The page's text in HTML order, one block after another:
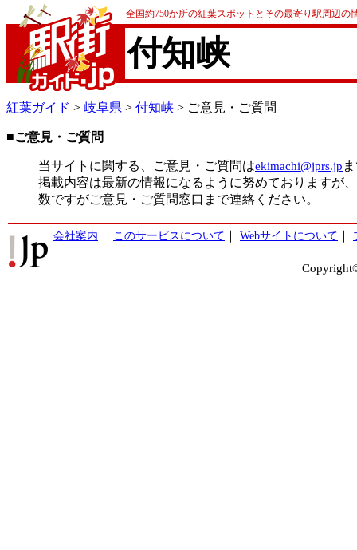
全国約750か所の紅葉スポットとその最寄り駅周辺の
付知峡
紅葉ガイド > 岐阜県 > 付知峡 > ご意見・ご質問
■ご意見・ご質問
当サイトに関する、ご意見・ご質問はekimachi@jprs.jp
掲載内容は最新の情報になるように努めておりますが
数ですがご意見・ご質問窓口まで連絡ください。
会社案内 このサービスについて Webサイトについて